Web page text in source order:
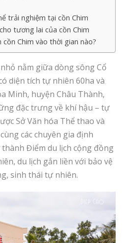
trải nghiệm tại cồn Chim
tương lai của cồn Chim
Chim vào thời gian nào?
nằm giữa dòng sông Cổ
diện tích tự nhiên 60ha và
Minh, huyện Châu Thành,
đặc trưng về khí hậu – tự
Sở Văn hóa Thể thao và
các chuyên gia định
Điểm du lịch cộng đồng
du lịch gắn liền với bảo vệ
sinh thái tự nhiên.